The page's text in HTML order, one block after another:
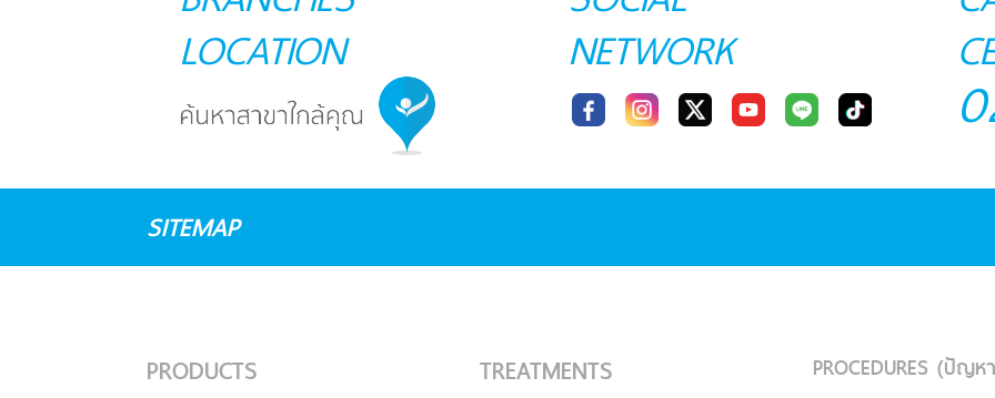
LOCATION
NETWORK
SITEMAP
PRODUCTS TREATMENTS
PROCEDURES (ปัญห